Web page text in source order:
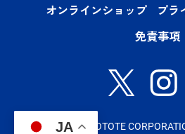
オンラインショップ
プラ
免責事項
Copyright© ROOTOTE
JA